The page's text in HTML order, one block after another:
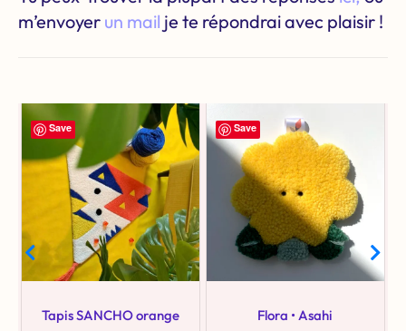
m’envoyer un mail je te répondrai avec plaisir !
Save
Tapis SANCHO orange
Save
Flora • Asahi